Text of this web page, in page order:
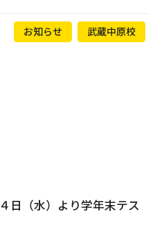
お知らせ 武蔵中原校
日（水）より学年末テス